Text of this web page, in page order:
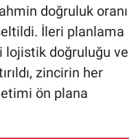
doğruluk oranı
İleri planlama
lojistik doğruluğu ve
zincirin her
ön plana